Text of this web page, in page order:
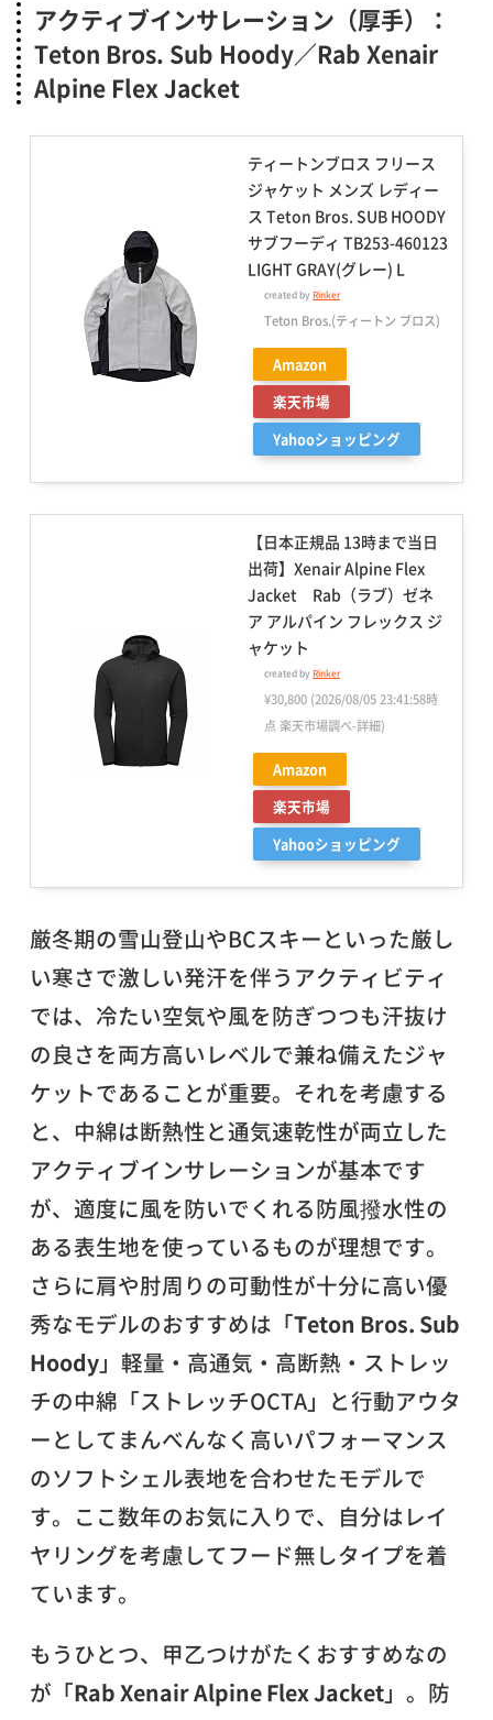
アクティブインサレーション（厚手）：
Teton Bros. Sub Hoody／Rab Xenair
Alpine Flex Jacket
ティートンブロス フリース
ジャケット メンズ レディー
ス Teton Bros. SUB HOODY
サブフーディ TB253-460123
LIGHT GRAY(グレー) L
created byRinker
Teton Bros.(ティートン ブロス)
Amazon
楽天市場
Yahooショッピング
【日本正規品 13時まで当日
出荷】Xenair Alpine Flex
Jacket Rab（ラブ）ゼネ
ア アルパイン フレックス ジ
ャケット
created byRinker
¥30,800 (2026/08/05 23:41:58時
点 楽天市場調べ-詳細)
Amazon
楽天市場
Yahooショッピング
厳冬期の雪山登山やBCスキーといった厳し
い寒さで激しい発汗を伴うアクティビティ
では、冷たい空気や風を防ぎつつも汗抜け
の良さを両方高いレベルで兼ね備えたジャ
ケットであることが重要。それを考慮する
と、中綿は断熱性と通気速乾性が両立した
アクティブインサレーションが基本です
が、適度に風を防いでくれる防風撥水性の
ある表生地を使っているものが理想です。
さらに肩や肘周りの可動性が十分に高い優
秀なモデルのおすすめは「Teton Bros. Sub
Hoody」軽量・高通気・高断熱・ストレッ
チの中綿「ストレッチOCTA」と行動アウタ
ーとしてまんべんなく高いパフォーマンス
のソフトシェル表地を合わせたモデルで
す。ここ数年のお気に入りで、自分はレイ
ヤリングを考慮してフード無しタイプを着
ています。
もうひとつ、甲乙つけがたくおすすめなの
が「Rab Xenair Alpine Flex Jacket」。防